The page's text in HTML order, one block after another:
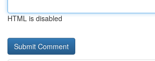
HTML is disabled